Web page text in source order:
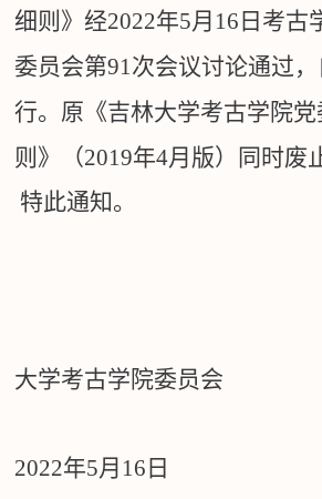
细则》经2022年5月 16 日考古
委员会第91次会议讨论通过
行。原《吉林大学考古学院
则》（2019年4月版）同时废
特此通知。
大学考古学院委员会
2022年5月 16 日